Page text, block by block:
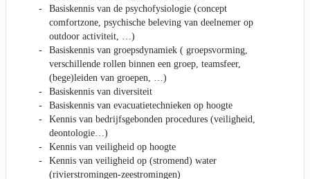
Basiskennis van de psychofysiologie (concept
comfortzone, psychische beleving van deelnemer op
outdoor activiteit, …)
Basiskennis van groepsdynamiek ( groepsvorming,
verschillende rollen binnen een groep, teamsfeer,
(bege)leiden van groepen, …)
Basiskennis van diversiteit
Basiskennis van evacuatietechnieken op hoogte
Kennis van bedrijfsgebonden procedures (veiligheid,
deontologie…)
Kennis van veiligheid op hoogte
Kennis van veiligheid op (stromend) water
(rivierstromingen-zeestromingen)